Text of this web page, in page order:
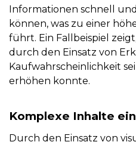
Informationen schnell
können, was zu einer
führt. Ein Fallbeispiel
durch den Einsatz von
Kaufwahrscheinlichkeit
erhöhen konnte.
Komplexe Inhalte
Durch den Einsatz von